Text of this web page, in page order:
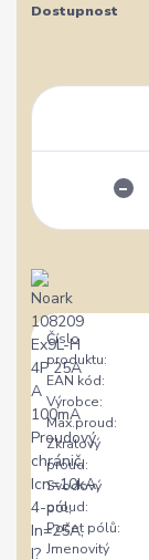
Dostupnost
Číslo
produktu:
EAN kód:
Výrobce:
Max.proud:
Zkratový
proud:
Svodový
proud:
Počet pólů:
Jmenovitý